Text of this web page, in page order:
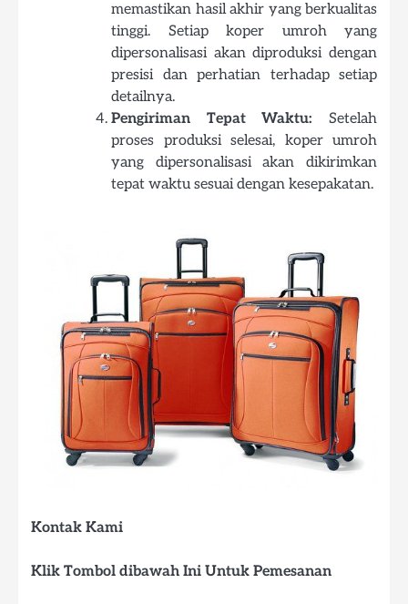
memastikan hasil akhir yang berkualitas
tinggi. Setiap koper umroh yang
dipersonalisasi akan diproduksi dengan
presisi dan perhatian terhadap setiap
detailnya.
Pengiriman Tepat Waktu: Setelah
proses produksi selesai, koper umroh
yang dipersonalisasi akan dikirimkan
tepat waktu sesuai dengan kesepakatan.
Kontak Kami
Klik Tombol dibawah Ini Untuk Pemesanan